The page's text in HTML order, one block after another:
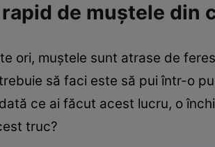
de muștele din
ori, muștele sunt atrase de
să faci este să pui într-o
ce ai făcut acest lucru, o
truc?